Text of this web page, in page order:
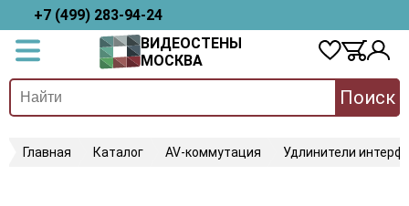
+7 (499) 283-94-24
ВИДЕОСТЕНЫ
МОСКВА
Поиск
Главная Каталог AV-коммутация Удлинители